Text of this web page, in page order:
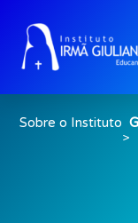
Gotas
Sobre o Instituto
>